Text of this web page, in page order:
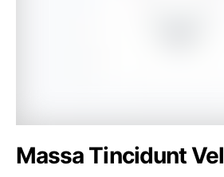
Massa Tincidunt Vel